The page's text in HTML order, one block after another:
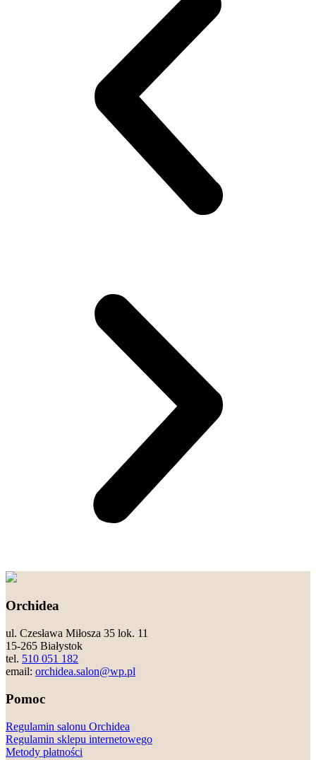
Orchidea
ul. Czesława Miłosza 35 lok. 11
15-265 Białystok
tel. 510 051 182
email: orchidea.salon@wp.pl
Pomoc
Regulamin salonu Orchidea
Regulamin sklepu internetowego
Metody płatności